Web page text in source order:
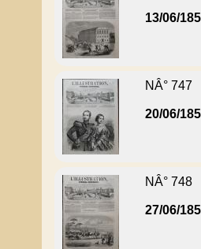
13/06/
NÂ° 747
20/06/
NÂ° 748
27/06/